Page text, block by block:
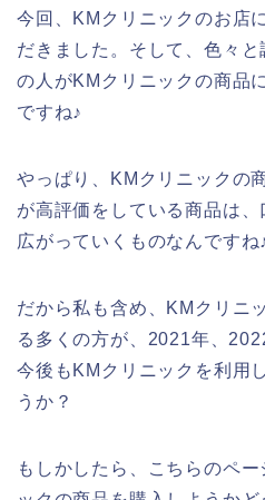
今回、KMクリニックのお店
だきました。そして、色々と
の人がKMクリニックの商品
ですね♪
やっぱり、KMクリニックの
が高評価をしている商品は
広がっていくものなんですね
だから私も含め、KMクリニ
る多くの方が、2021年、
今後もKMクリニックを利用
うか？
もしかしたら、こちらのペ